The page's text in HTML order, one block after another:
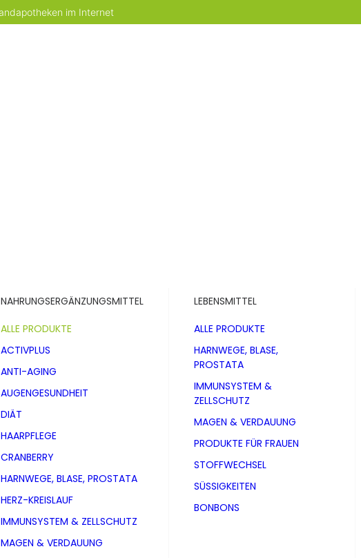
im Internet
NAHRUNGSERGÄNZUNGSMITTEL
ALLE PRODUKTE
ACTIVPLUS
ANTI-AGING
AUGENGESUNDHEIT
DIÄT
HAARPFLEGE
CRANBERRY
HARNWEGE, BLASE, PROSTATA
HERZ-KREISLAUF
IMMUNSYSTEM & ZELLSCHUTZ
MAGEN & VERDAUUNG
LEBENSMITTEL
ALLE PRODUKTE
HARNWEGE, BLASE,
PROSTATA
IMMUNSYSTEM &
ZELLSCHUTZ
MAGEN & VERDAUUNG
PRODUKTE FÜR FRAUEN
STOFFWECHSEL
SÜSSIGKEITEN
BONBONS
NAHRUNGSERGÄNZUNGSMITTEL